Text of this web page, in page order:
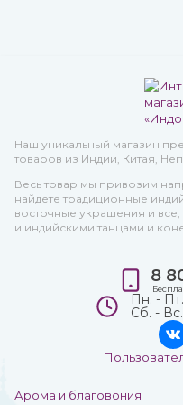
Наш уникальный магазин
товаров из Индии, Китая,
Весь товар мы привозим
найдете традиционные
восточные украшения и
и индийскими танцами и
Арома и благовония
8
Пн. -
Сб. -